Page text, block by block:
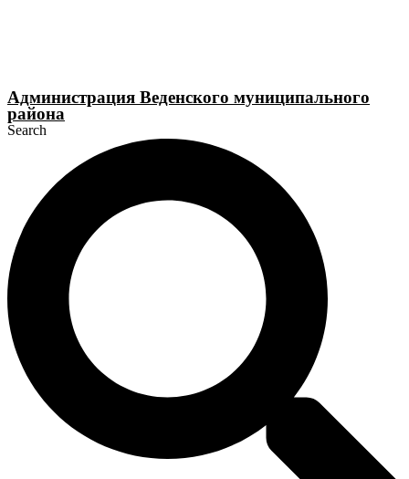
Администрация Веденского муниципального
района
Search